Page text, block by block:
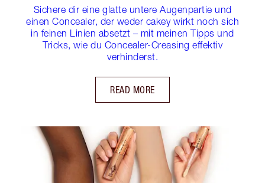
Sichere dir eine glatte untere Augenpartie und
einen Concealer, der weder cakey wirkt noch sich
in feinen Linien absetzt – mit meinen Tipps und
Tricks, wie du Concealer-Creasing effektiv
verhinderst.
READ MORE